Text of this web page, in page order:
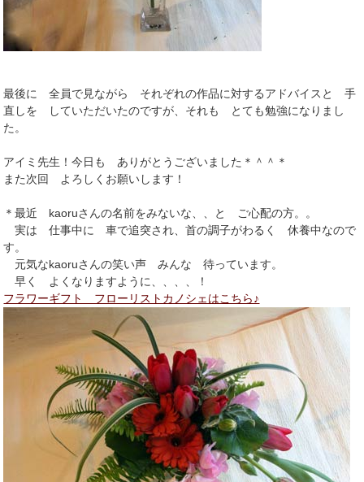
最後に 全員で見ながら それぞれの作品に対するアドバイスと 手
直しを していただいたのですが、それも とても勉強になりまし
た。
アイミ先生！今日も ありがとうございました＊＾＾＊
また次回 よろしくお願いします！
＊最近 kaoruさんの名前をみないな、、と ご心配の方。。
実は 仕事中に 車で追突され、首の調子がわるく 休養中なので
す。
元気なkaoruさんの笑い声 みんな 待っています。
早く よくなりますように、、、、！
フラワーギフト フローリストカノシェはこちら♪